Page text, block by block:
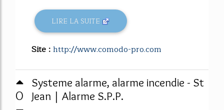
LIRE LA SUITE
Site :http://www.comodo-pro.com
0
Systeme alarme, alarme incendie - St
Jean | Alarme S.P.P.